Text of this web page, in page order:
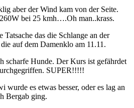
aber der Wind kam von der Seite.
bei 25 kmh….Oh man..krass.
Tatsache das die Schlange an der
auf dem Damenklo am 11.11.
scharfe Hunde. Der Kurs ist gefährdet
SUPER!!!!!
wurde es etwas besser, oder es lag an
Bergab ging.